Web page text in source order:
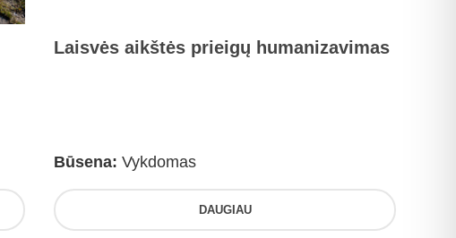
Laisvės aikštės prieigų humanizavimas
Būsena: Vykdomas
DAUGIAU